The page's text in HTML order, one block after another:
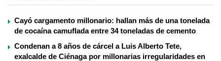
Cayó cargamento millonario: hallan más de una tonelada
de cocaína camuflada entre 34 toneladas de cemento
Condenan a 8 años de cárcel a Luis Alberto Tete,
exalcalde de Ciénaga por millonarias irregularidades en